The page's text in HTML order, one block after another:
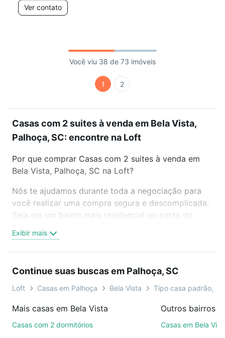
Ver contato
Você viu 38 de 73 imóveis
1 2
Casas com 2 suites à venda em Bela Vista,
Palhoça, SC: encontre na Loft
Por que comprar Casas com 2 suites à venda em
Bela Vista, Palhoça, SC na Loft?
Nós te ajudamos durante toda a negociação para
você realizar uma compra segura e descomplicada.
Seja em um bairro mais residencial ou perto do
oferta ideal de Casas com 2 suites à venda em Bela
Vista, Palhoça, SC para conquistar seu sonho.
é grátis, sem compromisso e você ainda conta com
mais de 46 mil corretores e imobiliárias te ajudando
Como escolher um imóvel?
Exibir mais
Continue suas buscas em Palhoça, SC
Loft Casas em Palhoça Bela Vista Tipo casa padrão,
Mais casas em Bela Vista
Casas com 2 dormitórios
Outros bairros
Casas em Bela